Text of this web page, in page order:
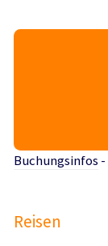
Buchungsinfos -
Reisen